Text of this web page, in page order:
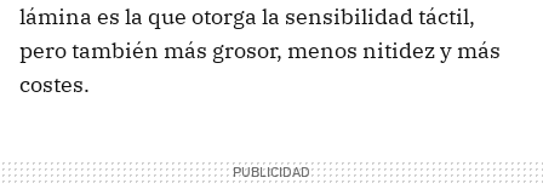
lámina es la que otorga la sensibilidad táctil,
pero también más grosor, menos nitidez y más
costes.